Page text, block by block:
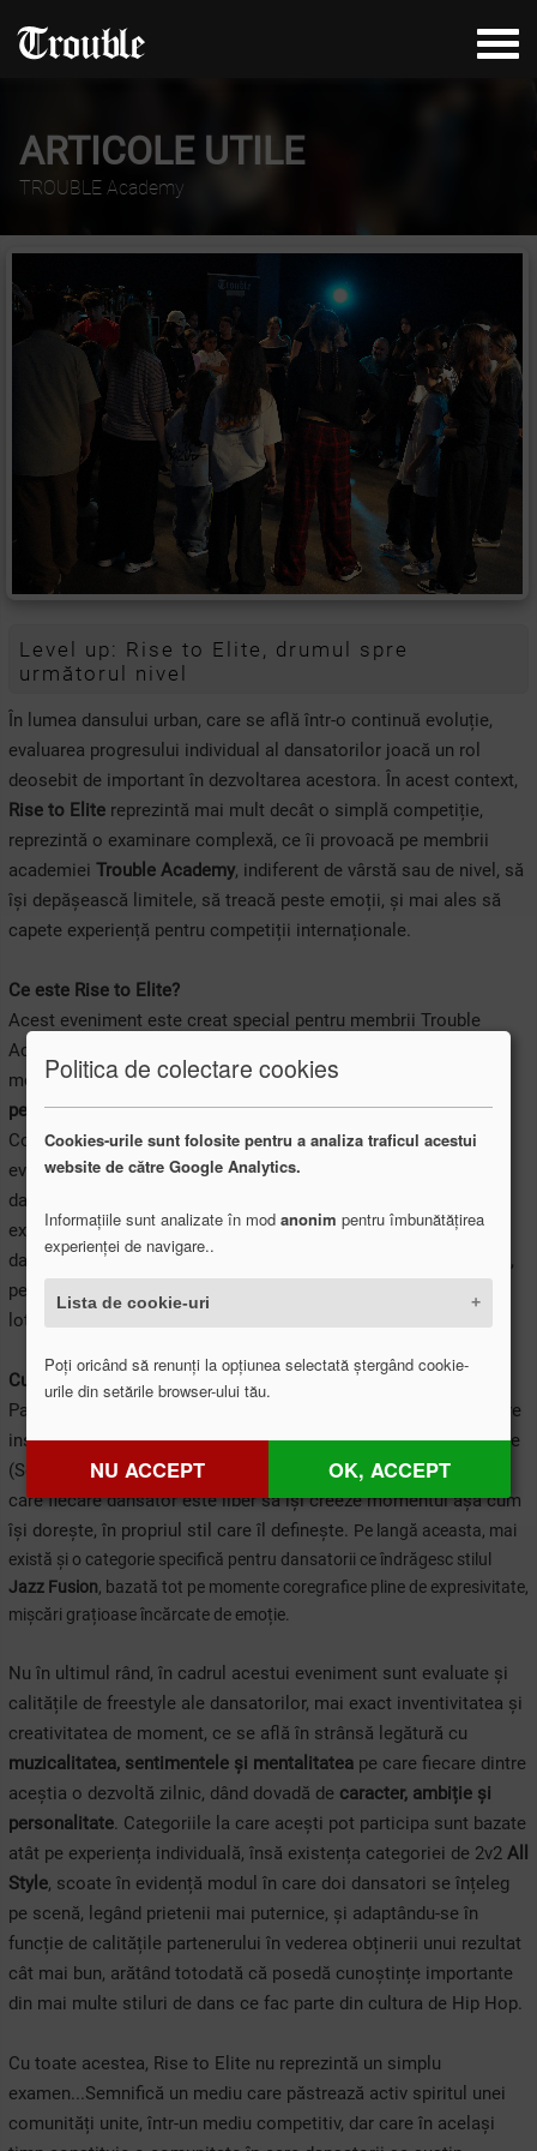
Politica de colectare cookies
Cookies-urile sunt folosite pentru a analiza traficul acestui
website de către Google Analytics.
Informațiile sunt analizate în modanonim pentru îmbunătățirea
experienței de navigare..
Lista de cookie-uri
Poți oricând să renunți la opțiunea selectată ștergând cookie-
urile din setările browser-ului tău.
NU ACCEPT OK, ACCEPT
ARTICOLE UTILE
TROUBLE Academy
Level up: Rise to Elite, drumul spre
următorul nivel
În lumea dansului urban, care se află într-o continuă evoluție,
evaluarea progresului individual al dansatorilor joacă un rol
deosebit de important în dezvoltarea acestora. În acest context,
Rise to Elitereprezintă mai mult decât o simplă competiție,
reprezintă o examinare complexă, ce îi provoacă pe membrii
academiei Trouble Academy, indiferent de vârstă sau de nivel, să
își depășească limitele, să treacă peste emoții, și mai ales să
capete experiență pentru competiții internaționale.
Ce este Rise to Elite?
Acest eveniment este creat special pentru membrii Trouble
Academy cu scopul evaluării nivelului la care aceștia se află în
momentul actual, și de a-i încuraja să facă pasul către
perfomanță, respectiv să se mențină la cel mai înalt nivel.
Competiția se desfășoară sub forma unui sistem complex de
evaluare, care testează unele dintre principalele abilități ale
dansatorilor, precum cunoștințele despre cultura de Hip Hop,
expresivitatea sau calitățile motrice. Totodată, îi ajută pe
dansatorii aflați la început de drum să capete încredere de sine,
pentru a putea face pasul către următorul nivel, mai precis
loturile de perfomanță.
Cum se desfășoară?
Participanții, indiferent de vârstă sau nivel, sunt evaluați de către
instructorii academiei. Evenimentul include momente coregrafie
(Solo Show-uri) pline de expresivitate, poveste și tehnică, prin
care fiecare dansator este liber să își creeze momentul așa cum
își dorește, în propriul stil care îl definește. Pe langă aceasta, mai
există și o categorie specifică pentru dansatorii ce îndrăgesc stilul
Jazz Fusion, bazată tot pe momente coregrafice pline de expresivitate,
mișcări grațioase încărcate de emoție.
Nu în ultimul rând, în cadrul acestui eveniment sunt evaluate și
calitățile de freestyle ale dansatorilor, mai exact inventivitatea și
creativitatea de moment, ce se află în strânsă legătură cu
muzicalitatea, sentimentele și mentalitateape care fiecare dintre
aceștia o dezvoltă zilnic, dând dovadă de caracter, ambiție și
personalitate. Categoriile la care acești pot participa sunt bazate
atât pe experiența individuală, însă existența categoriei de 2v2All
Style, scoate în evidență modul în care doi dansatori se înțeleg
pe scenă, legând prietenii mai puternice, și adaptându-se în
funcție de calitățile partenerului în vederea obținerii unui rezultat
cât mai bun, arătând totodată că posedă cunoștințe importante
din mai multe stiluri de dans ce fac parte din cultura de Hip Hop.
Cu toate acestea, Rise to Elite nu reprezintă un simplu
examen...Semnifică un mediu care păstrează activ spiritul unei
comunități unite, într-un mediu competitiv, dar care în același